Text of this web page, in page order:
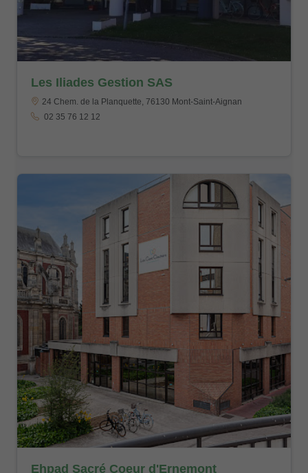
Les Iliades Gestion SAS
24 Chem. de la Planquette, 76130 Mont-Saint-Aignan
02 35 76 12 12
Ehpad Sacré Coeur d'Ernemont